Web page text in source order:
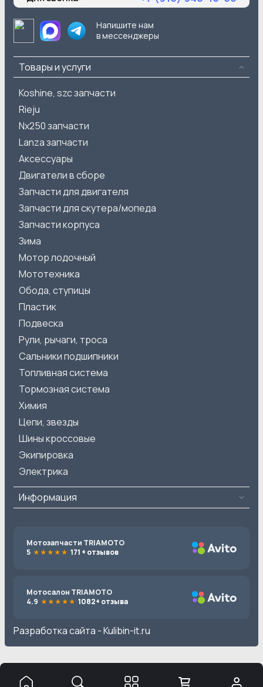
Напишите нам
в мессенджеры
Товары и услуги
Koshine, szc запчасти
Rieju
Nx250 запчасти
Lanza запчасти
Аксессуары
Двигатели в сборе
Запчасти для двигателя
Запчасти для скутера/мопеда
Запчасти корпуса
Зима
Мотор лодочный
Мототехника
Обода, ступицы
Пластик
Подвеска
Рули, рычаги, троса
Сальники подшипники
Топливная система
Тормозная система
Химия
Цепи, звезды
Шины кроссовые
Экипировка
Электрика
Информация
Мотозапчасти TRIAMOTO
5
171 + отзывов
Мотосалон TRIAMOTO
4.9
1082+ отзыва
Разработка сайта -Kulibin-it.ru